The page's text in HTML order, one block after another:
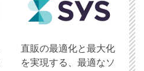
直販の最適化と最大化
を実現する、最適なソ